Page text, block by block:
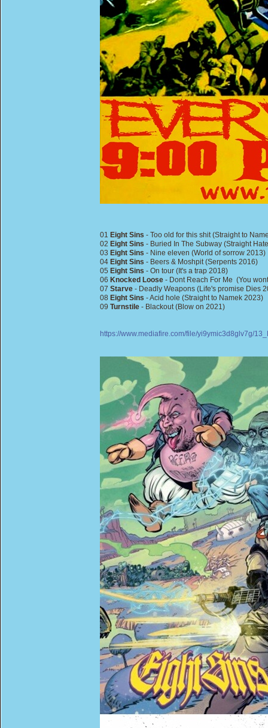
01 Eight Sins - Too old for this shit (Straight to
02 Eight Sins - Buried In The Subway (Straight
03 Eight Sins - Nine eleven (World of sorrow 2013)
04 Eight Sins - Beers & Moshpit (Serpents 2016)
05 Eight Sins - On tour (It's a trap 2018)
06 Knocked Loose - Dont Reach For Me (You
07 Starve - Deadly Weapons (Life's promise Dies
08 Eight Sins - Acid hole (Straight to Namek 2023)
09 Turnstile - Blackout (Blow on 2021)
https://www.mediafire.com/file/yi9ymic3d8glv7g/